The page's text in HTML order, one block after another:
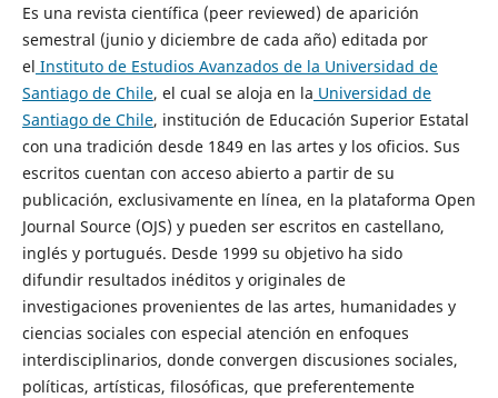
Es una revista científica (peer reviewed) de aparición
semestral (junio y diciembre de cada año) editada por
el Instituto de Estudios Avanzados de la Universidad de
Santiago de Chile, el cual se aloja en la Universidad de
Santiago de Chile, institución de Educación Superior Estatal
con una tradición desde 1849 en las artes y los oficios. Sus
escritos cuentan con acceso abierto a partir de su
publicación, exclusivamente en línea, en la plataforma Open
Journal Source (OJS) y pueden ser escritos en castellano,
inglés y portugués. Desde 1999 su objetivo ha sido
difundir resultados inéditos y originales de
investigaciones provenientes de las artes, humanidades y
ciencias sociales con especial atención en enfoques
interdisciplinarios, donde convergen discusiones sociales,
políticas, artísticas, filosóficas, que preferentemente